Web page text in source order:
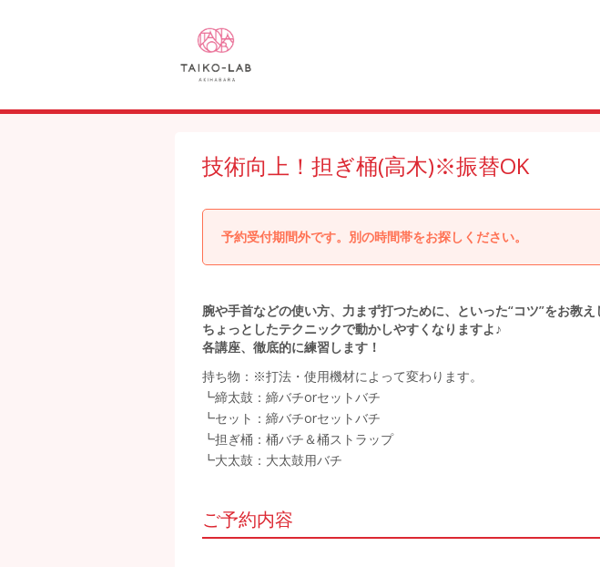
技術向上！担ぎ桶(高木)※振替OK
予約受付期間外です。別の時間帯をお探しください。
腕や手首などの使い方、力まず打つために、といった“コツ”をお教え
ちょっとしたテクニックで動かしやすくなりますよ♪
各講座、徹底的に練習します！
持ち物：※打法・使用機材によって変わります。
┗締太鼓：締バチorセットバチ
┗セット：締バチorセットバチ
┗担ぎ桶：桶バチ＆桶ストラップ
┗大太鼓：大太鼓用バチ
ご予約内容